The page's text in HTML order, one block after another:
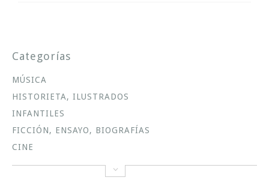
Categorías
MÚSICA
HISTORIETA, ILUSTRADOS
INFANTILES
FICCIÓN, ENSAYO, BIOGRAFÍAS
CINE